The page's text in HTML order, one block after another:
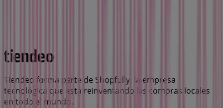
Tiendeo forma parte de Shopfully, la empresa
tecnológica que está reinventando las compras locales
en todo el mundo.